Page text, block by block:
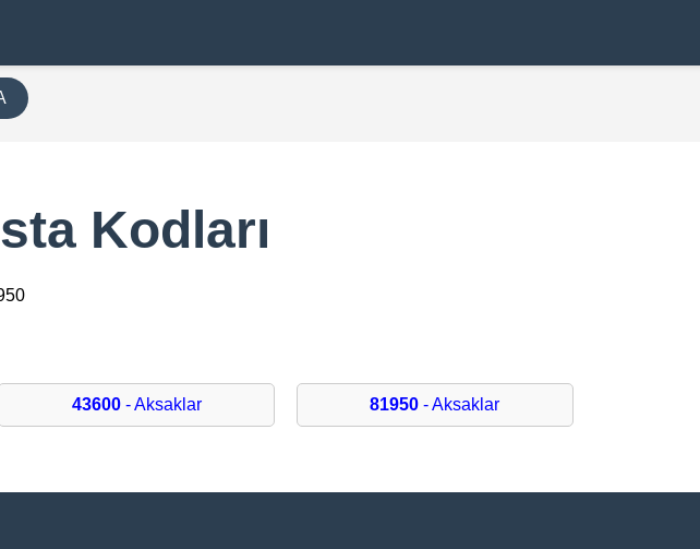
Kodları
43600- Aksaklar 81950 - Aksaklar